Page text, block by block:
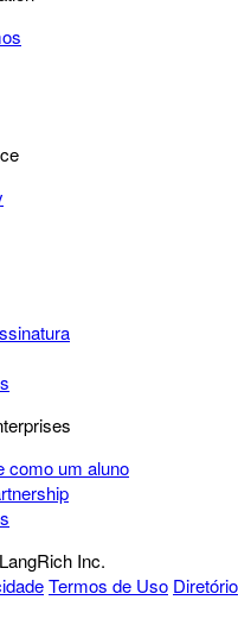
como um aluno
Inc.
Termos de Uso Diretório